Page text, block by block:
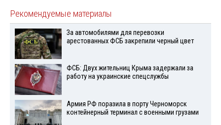
Рекомендуемые материалы
За автомобилями для перевозки
арестованных ФСБ закрепили черный цвет
ФСБ: Двух жительниц Крыма задержали за
работу на украинские спецслужбы
Армия РФ поразила в порту Черноморск
контейнерный терминал с военными грузами